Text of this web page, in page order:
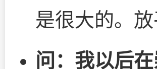
是很大的。
问：我以后